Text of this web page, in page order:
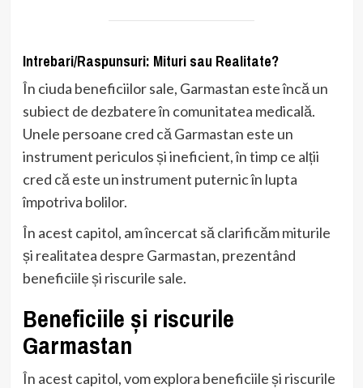
Intrebari/Raspunsuri: Mituri sau Realitate?
În ciuda beneficiilor sale, Garmastan este încă un
subiect de dezbatere în comunitatea medicală.
Unele persoane cred că Garmastan este un
instrument periculos și ineficient, în timp ce alții
cred că este un instrument puternic în lupta
împotriva bolilor.
În acest capitol, am încercat să clarificăm miturile
și realitatea despre Garmastan, prezentând
beneficiile și riscurile sale.
Beneficiile și riscurile
Garmastan
În acest capitol, vom explora beneficiile și riscurile